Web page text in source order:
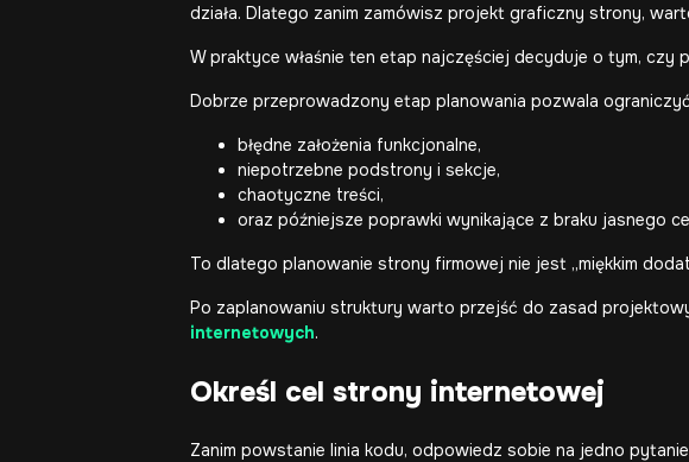
działa. Dlatego zanim zamówisz projekt graficzny strony,
W praktyce właśnie ten etap najczęściej decyduje o tym,
Dobrze przeprowadzony etap planowania pozwala
błędne założenia funkcjonalne,
niepotrzebne podstrony i sekcje,
chaotyczne treści,
oraz późniejsze poprawki wynikające z braku jasnego
To dlatego planowanie strony firmowej nie jest „miękkim
Po zaplanowaniu struktury warto przejść do zasad
internetowych.
Określ cel strony internetowej
Zanim powstanie linia kodu, odpowiedz sobie na jedno